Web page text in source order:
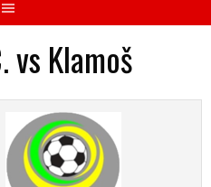
vs Klamoš